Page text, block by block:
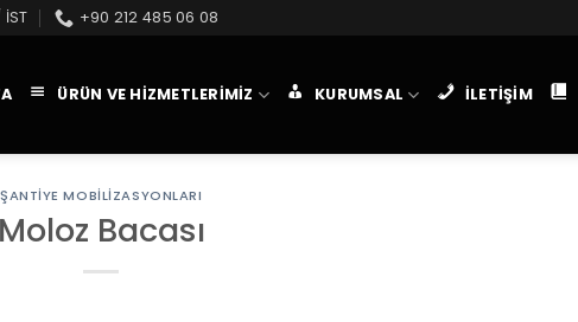
İST +90 212 485 06 08
ÜRÜN VE HIZMETLERIMIZ KURUMSAL İLETIŞIM
ŞANTIYE MOBILIZASYONLARI
Moloz Bacası